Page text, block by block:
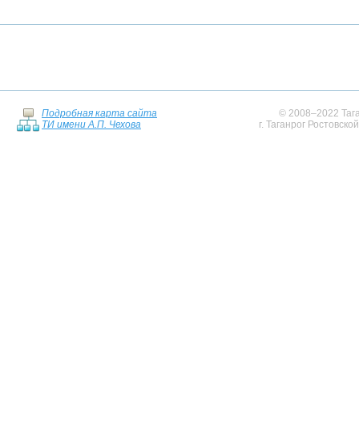
Подробная карта сайта
ТИ имени А.П. Чехова
© 2008–2022
г. Таганрог